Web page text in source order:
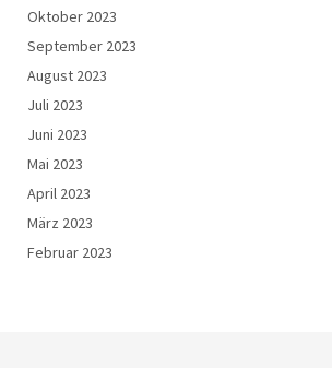
Oktober 2023
September 2023
August 2023
Juli 2023
Juni 2023
Mai 2023
April 2023
März 2023
Februar 2023